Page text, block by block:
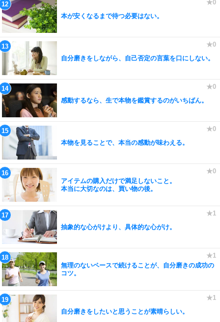
本が安くなるまで待つ必要はない。
自分磨きをしながら、自己否定の言葉を口にしない。
感動するなら、生で本物を鑑賞するのがいちばん。
本物を見ることで、本当の感動が味わえる。
アイテムの購入だけで満足しないこと。
本当に大切なのは、買い物の後。
抽象的な心がけより、具体的な心がけ。
無理のないペースで続けることが、自分磨きの成功の
コツ。
自分磨きをしたいと思うことが素晴らしい。